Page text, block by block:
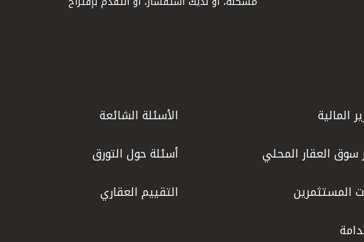
المالية
سوق العقار المحلي
المستثمرين
الأسئلة الشائعة
أسئلة حول التورق
التقييم العقاري